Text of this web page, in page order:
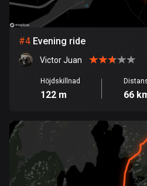
Bulgarien
723 rutter
Burkina Faso
2 rutter
Chile
589 rutter
Colombia
1349 rutter
Cooköarna
2 rutter
#4 Evening ride
Victor Juan
Höjdskillnad
122 m 66